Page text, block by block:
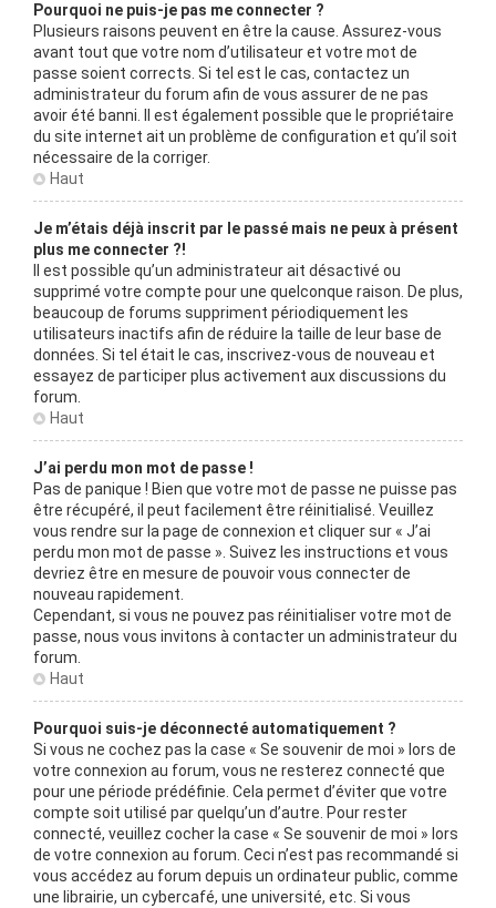
Pourquoi ne puis-je pas me connecter ?
Plusieurs raisons peuvent en être la cause. Assurez-vous
avant tout que votre nom d’utilisateur et votre mot de
passe soient corrects. Si tel est le cas, contactez un
administrateur du forum afin de vous assurer de ne pas
avoir été banni. Il est également possible que le propriétaire
du site internet ait un problème de configuration et qu’il soit
nécessaire de la corriger.
Haut
Je m’étais déjà inscrit par le passé mais ne peux à présent
plus me connecter ?!
Il est possible qu’un administrateur ait désactivé ou
supprimé votre compte pour une quelconque raison. De plus,
beaucoup de forums suppriment périodiquement les
utilisateurs inactifs afin de réduire la taille de leur base de
données. Si tel était le cas, inscrivez-vous de nouveau et
essayez de participer plus activement aux discussions du
forum.
Haut
J’ai perdu mon mot de passe !
Pas de panique ! Bien que votre mot de passe ne puisse pas
être récupéré, il peut facilement être réinitialisé. Veuillez
vous rendre sur la page de connexion et cliquer sur « J’ai
perdu mon mot de passe ». Suivez les instructions et vous
devriez être en mesure de pouvoir vous connecter de
nouveau rapidement.
Cependant, si vous ne pouvez pas réinitialiser votre mot de
passe, nous vous invitons à contacter un administrateur du
forum.
Haut
Pourquoi suis-je déconnecté automatiquement ?
Si vous ne cochez pas la case « Se souvenir de moi » lors de
votre connexion au forum, vous ne resterez connecté que
pour une période prédéfinie. Cela permet d’éviter que votre
compte soit utilisé par quelqu’un d’autre. Pour rester
connecté, veuillez cocher la case « Se souvenir de moi » lors
de votre connexion au forum. Ceci n’est pas recommandé si
vous accédez au forum depuis un ordinateur public, comme
une librairie, un cybercafé, une université, etc. Si vous